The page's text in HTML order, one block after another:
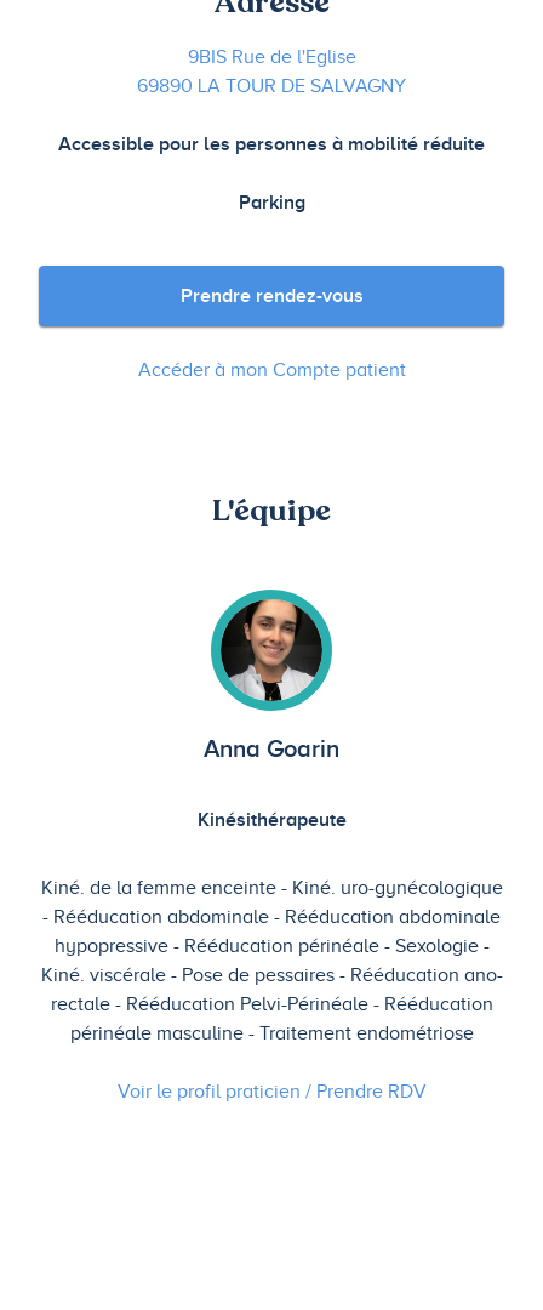
9BIS Rue de l'Eglise
69890 LA TOUR DE SALVAGNY
Accessible pour les personnes à mobilité réduite
Parking
Prendre rendez-vous
Accéder à mon Compte patient
L'équipe
Anna Goarin
Kinésithérapeute
Kiné. de la femme enceinte
Kiné. uro-gynécologique
Rééducation abdominale
Rééducation abdominale
hypopressive
Rééducation périnéale
Sexologie
Kiné. viscérale
Pose de pessaires
Rééducation ano-
rectale
Rééducation Pelvi-Périnéale
Rééducation
périnéale masculine
Traitement endométriose
Voir le profil praticien / Prendre RDV